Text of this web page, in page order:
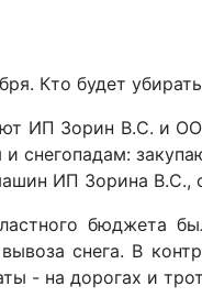
Кто будет
ИП Зорин В.С. и
снегопадам:
ИП Зорина
бюджета
снега. В
- на дорогах и